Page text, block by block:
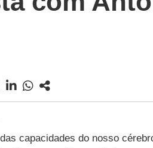
capacidades do nosso